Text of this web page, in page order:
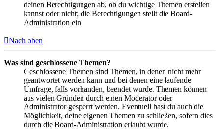
deinen Berechtigungen ab, ob du wichtige Themen erstellen
kannst oder nicht; die Berechtigungen stellt die Board-
Administration ein.
Nach oben
Was sind geschlossene Themen?
Geschlossene Themen sind Themen, in denen nicht mehr
geantwortet werden kann und bei denen eine laufende
Umfrage, falls vorhanden, beendet wurde. Themen können
aus vielen Gründen durch einen Moderator oder
Administrator gesperrt werden. Eventuell hast du auch die
Möglichkeit, deine eigenen Themen zu schließen, sofern dies
durch die Board-Administration erlaubt wurde.